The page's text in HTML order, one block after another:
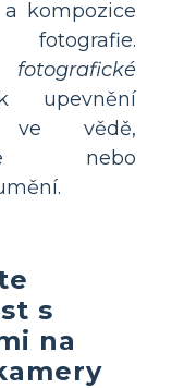
kompozice
ve vědě,
nebo
s
na